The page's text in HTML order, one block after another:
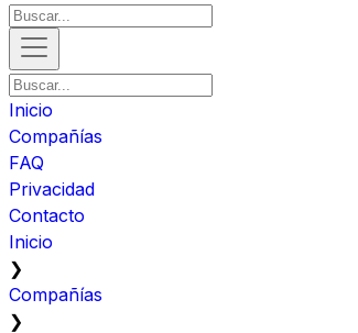
Inicio
Compañías
FAQ
Privacidad
Contacto
Inicio
❯
Compañías
❯